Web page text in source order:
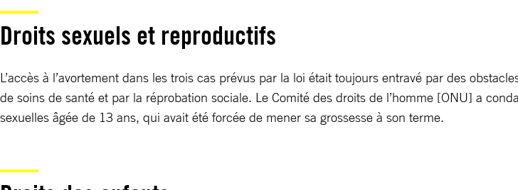
Droits sexuels et reproductifs
L’accès à l’avortement dans les trois cas prévus par la loi était toujours entravé par des
de soins de santé et par la réprobation sociale. Le Comité des droits de l’homme [ONU] a
sexuelles âgée de 13 ans, qui avait été forcée de mener sa grossesse à son terme.